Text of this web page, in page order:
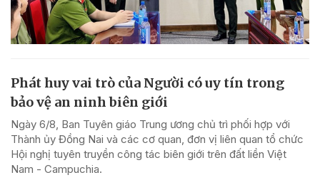
Phát huy vai trò của Người có uy tín trong
bảo vệ an ninh biên giới
Ngày 6/8, Ban Tuyên giáo Trung ương chủ trì phối hợp với
Thành ủy Đồng Nai và các cơ quan, đơn vị liên quan tổ chức
Hội nghị tuyên truyền công tác biên giới trên đất liền Việt
Nam - Campuchia.